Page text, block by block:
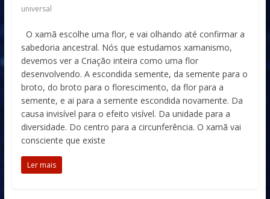
universal
O xamã escolhe uma flor, e vai olhando até confirmar a
sabedoria ancestral. Nós que estudamos xamanismo,
devemos ver a Criação inteira como uma flor
desenvolvendo. A escondida semente, da semente para o
broto, do broto para o florescimento, da flor para a
semente, e ai para a semente escondida novamente. Da
causa invisível para o efeito visível. Da unidade para a
diversidade. Do centro para a circunferência. O xamã vai
consciente que existe
Ler mais